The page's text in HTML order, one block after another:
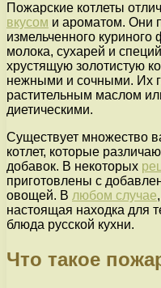
Пожарские котлеты
вкусом и ароматом. Они
измельченного
молока, сухарей и
хрустящую золотистую
нежными и сочными. Их
растительным маслом
диетическими.
Существует множество
котлет, которые
добавок. В некоторых
приготовлены с
овощей. В любом случае
настоящая находка для
блюда русской кухни.
Что такое